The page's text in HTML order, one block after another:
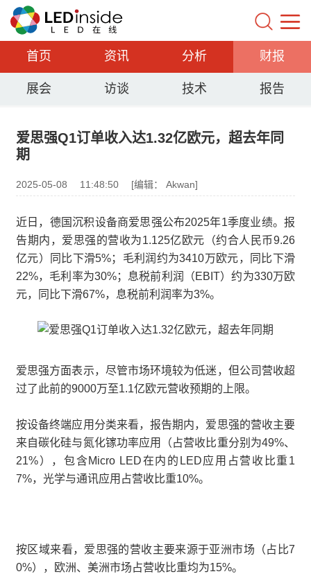
首页 资讯 分析 财报
展会 访谈 技术 报告
爱思强Q1订单收入达1.32亿欧元，超去年同
期
2025-05-08 11:48:50 [编辑： Akwan]
近日，德国沉积设备商爱思强公布2025年1季度业绩。报
告期内，爱思强的营收为1.125亿欧元（约合人民币9.26
亿元）同比下滑5%；毛利润约为3410万欧元，同比下滑
22%，毛利率为30%；息税前利润（EBIT）约为330万欧
元，同比下滑67%，息税前利润率为3%。
爱思强方面表示，尽管市场环境较为低迷，但公司营收超
过了此前的9000万至1.1亿欧元营收预期的上限。
按设备终端应用分类来看，报告期内，爱思强的营收主要
来自碳化硅与氮化镓功率应用（占营收比重分别为49%、
21%），包含Micro LED在内的LED应用占营收比重1
7%，光学与通讯应用占营收比重10%。
按区域来看，爱思强的营收主要来源于亚洲市场（占比7
0%），欧洲、美洲市场占营收比重均为15%。